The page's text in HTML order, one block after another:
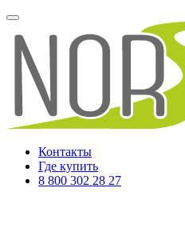
Контакты
Где купить
8 800 302 28 27